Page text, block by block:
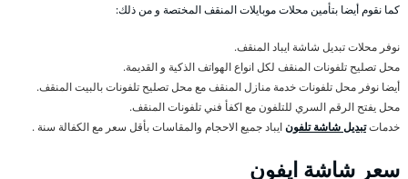
كما نقوم أيضا بتأمين محلات موبايلات المنقف المختصة و من ذلك:
نوفر محلات تبديل شاشة ايباد المنقف.
محل تصليح تلفونات المنقف لكل انواع الهواتف الذكية و القديمة.
أيضا نوفر محل تلفونات خدمة منازل المنقف مع محل تصليح تلفونات بالبيت المنقف.
محل يفتح الرقم السري للتلفون مع اكفأ فني تلفونات المنقف.
خدماتتبديل شاشة تلفونايباد جميع الاحجام والمقاسات بأقل سعر مع الكفالة سنة .
سعر شاشة ايفون